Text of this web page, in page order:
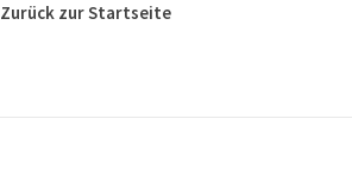
Zurück zur Startseite